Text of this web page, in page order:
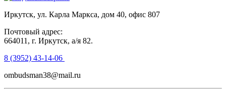
Иркутск, ул. Карла Маркса, дом 40, офис 807
Почтовый адрес:
664011, г. Иркутск, а/я 82.
8 (3952) 43-14-06
ombudsman38@mail.ru